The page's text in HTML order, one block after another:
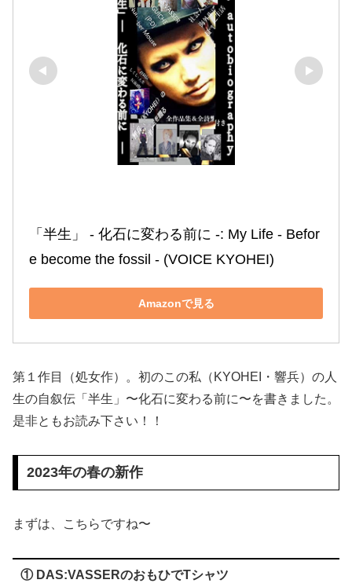
「半生」 ‐ 化石に変わる前に ‐: My Life ‐ Befor
e become the fossil ‐ (VOICE KYOHEI)
Amazonで見る
第１作目（処女作）。初のこの私（KYOHEI・響兵）の人
生の自叙伝「半生」〜化石に変わる前に〜を書きました。
是非ともお読み下さい！！
2023年の春の新作
まずは、こちらですね〜
① DAS:VASSERのおもひでTシャツ